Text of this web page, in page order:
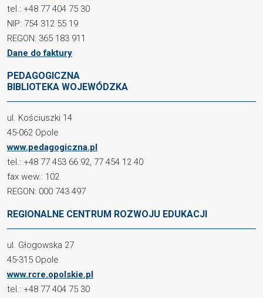
tel.: +48 77 404 75 30
NIP: 754 312 55 19
REGON: 365 183 911
Dane do faktury
PEDAGOGICZNA
BIBLIOTEKA WOJEWÓDZKA
ul. Kościuszki 14
45-062 Opole
www.pedagogiczna.pl
tel.: +48 77 453 66 92, 77 454 12 40
fax wew.: 102
REGON: 000 743 497
REGIONALNE CENTRUM ROZWOJU EDUKACJI
ul. Głogowska 27
45-315 Opole
www.rcre.opolskie.pl
tel.: +48 77 404 75 30